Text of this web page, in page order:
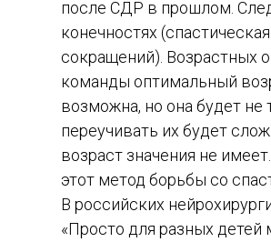
после СДР в прошлом.
конечностях
сокращений). Возрастных
команды оптимальный
возможна, но она будет
переучивать их будет
возраст значения не
этот метод борьбы со
В российских
«Просто для разных